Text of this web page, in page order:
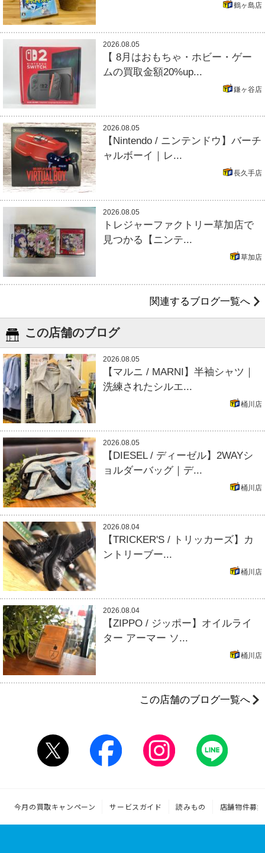
鶴ヶ島店
2026.08.05
【 8月はおもちゃ・ホビー・ゲー
ムの買取金額20%up...
鎌ヶ谷店
2026.08.05
【Nintendo / ニンテンドウ】バーチ
ャルボーイ｜レ...
長久手店
2026.08.05
トレジャーファクトリー草加店で
見つかる【ニンテ...
草加店
関連するブログ一覧へ
この店舗のブログ
2026.08.05
【マルニ / MARNI】半袖シャツ｜
洗練されたシルエ...
桶川店
2026.08.05
【DIESEL / ディーゼル】2WAYシ
ョルダーバッグ｜デ...
桶川店
2026.08.04
【TRICKER'S / トリッカーズ】カ
ントリーブー...
桶川店
2026.08.04
【ZIPPO / ジッポー】オイルライ
ター アーマー ソ...
桶川店
この店舗のブログ一覧へ
今月の買取キャンペーン サービスガイド 読みもの 店舗物件募集